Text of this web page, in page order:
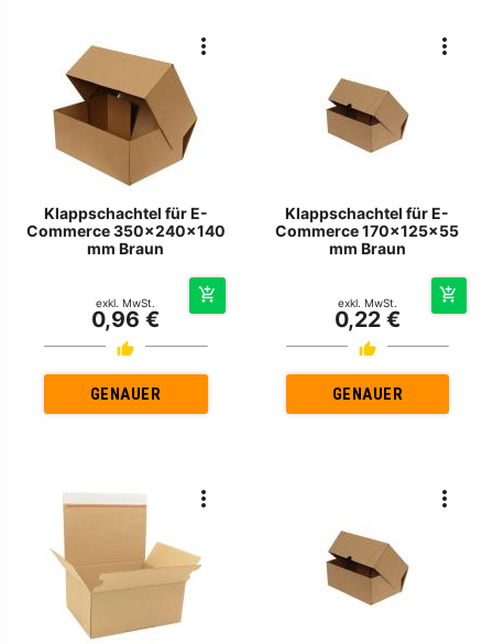
Klappschachtel für E-
Commerce 350x240x140
mm Braun
exkl. MwSt.
0,96 €
GENAUER
Klappschachtel für E-
Commerce 170x125x55
mm Braun
exkl. MwSt.
0,22 €
GENAUER